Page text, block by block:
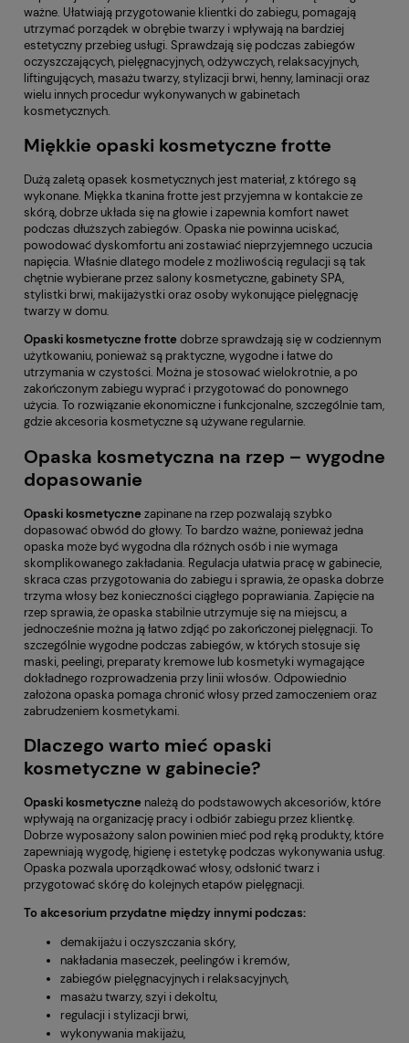
ważne. Ułatwiają przygotowanie klientki do zabiegu, pomagają
utrzymać porządek w obrębie twarzy i wpływają na bardziej
estetyczny przebieg usługi. Sprawdzają się podczas zabiegów
oczyszczających, pielęgnacyjnych, odżywczych, relaksacyjnych,
liftingujących, masażu twarzy, stylizacji brwi, henny, laminacji oraz
wielu innych procedur wykonywanych w gabinetach
kosmetycznych.
Miękkie opaski kosmetyczne frotte
Dużą zaletą opasek kosmetycznych jest materiał, z którego są
wykonane. Miękka tkanina frotte jest przyjemna w kontakcie ze
skórą, dobrze układa się na głowie i zapewnia komfort nawet
podczas dłuższych zabiegów. Opaska nie powinna uciskać,
powodować dyskomfortu ani zostawiać nieprzyjemnego uczucia
napięcia. Właśnie dlatego modele z możliwością regulacji są tak
chętnie wybierane przez salony kosmetyczne, gabinety SPA,
stylistki brwi, makijażystki oraz osoby wykonujące pielęgnację
twarzy w domu.
Opaski kosmetyczne frottedobrze sprawdzają się w codziennym
użytkowaniu, ponieważ są praktyczne, wygodne i łatwe do
utrzymania w czystości. Można je stosować wielokrotnie, a po
zakończonym zabiegu wyprać i przygotować do ponownego
użycia. To rozwiązanie ekonomiczne i funkcjonalne, szczególnie tam,
gdzie akcesoria kosmetyczne są używane regularnie.
Opaska kosmetyczna na rzep – wygodne
dopasowanie
Opaski kosmetycznezapinane na rzep pozwalają szybko
dopasować obwód do głowy. To bardzo ważne, ponieważ jedna
opaska może być wygodna dla różnych osób i nie wymaga
skomplikowanego zakładania. Regulacja ułatwia pracę w gabinecie,
skraca czas przygotowania do zabiegu i sprawia, że opaska dobrze
trzyma włosy bez konieczności ciągłego poprawiania. Zapięcie na
rzep sprawia, że opaska stabilnie utrzymuje się na miejscu, a
jednocześnie można ją łatwo zdjąć po zakończonej pielęgnacji. To
szczególnie wygodne podczas zabiegów, w których stosuje się
maski, peelingi, preparaty kremowe lub kosmetyki wymagające
dokładnego rozprowadzenia przy linii włosów. Odpowiednio
założona opaska pomaga chronić włosy przed zamoczeniem oraz
zabrudzeniem kosmetykami.
Dlaczego warto mieć opaski
kosmetyczne w gabinecie?
Opaski kosmetyczne należą do podstawowych akcesoriów, które
wpływają na organizację pracy i odbiór zabiegu przez klientkę.
Dobrze wyposażony salon powinien mieć pod ręką produkty, które
zapewniają wygodę, higienę i estetykę podczas wykonywania usług.
Opaska pozwala uporządkować włosy, odsłonić twarz i
przygotować skórę do kolejnych etapów pielęgnacji.
To akcesorium przydatne między innymi podczas:
demakijażu i oczyszczania skóry,
nakładania maseczek, peelingów i kremów,
zabiegów pielęgnacyjnych i relaksacyjnych,
masażu twarzy, szyi i dekoltu,
regulacji i stylizacji brwi,
wykonywania makijażu,